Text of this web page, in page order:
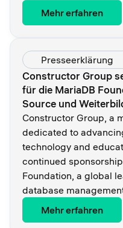
Mehr erfahren
Presseerklärung
Constructor Group
für die MariaDB
Source und
Constructor Group, a
dedicated to
technology and
continued
Foundation, a global
database
Mehr erfahren